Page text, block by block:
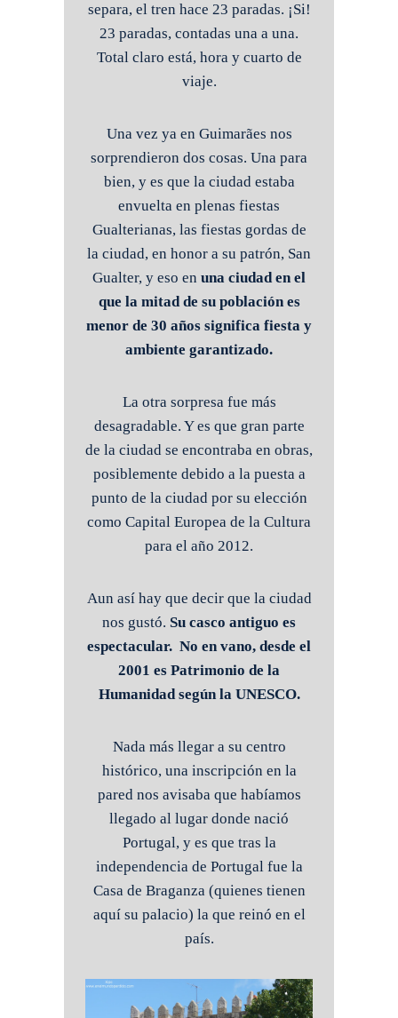
separa, el tren hace 23 paradas. ¡Si!
23 paradas, contadas una a una.
Total claro está, hora y cuarto de
viaje.
Una vez ya en Guimarães nos
sorprendieron dos cosas. Una para
bien, y es que la ciudad estaba
envuelta en plenas fiestas
Gualterianas, las fiestas gordas de
la ciudad, en honor a su patrón, San
Gualter, y eso en una ciudad en el
que la mitad de su población es
menor de 30 años significa fiesta y
ambiente garantizado.
La otra sorpresa fue más
desagradable. Y es que gran parte
de la ciudad se encontraba en obras,
posiblemente debido a la puesta a
punto de la ciudad por su elección
como Capital Europea de la Cultura
para el año 2012.
Aun así hay que decir que la ciudad
nos gustó. Su casco antiguo es
espectacular. No en vano, desde el
2001 es Patrimonio de la
Humanidad según la UNESCO.
Nada más llegar a su centro
histórico, una inscripción en la
pared nos avisaba que habíamos
llegado al lugar donde nació
Portugal, y es que tras la
independencia de Portugal fue la
Casa de Braganza (quienes tienen
aquí su palacio) la que reinó en el
país.